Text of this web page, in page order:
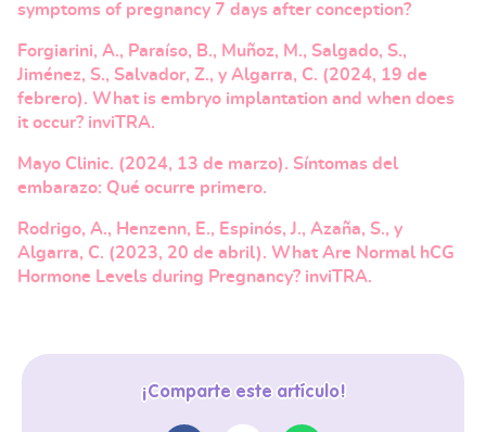
symptoms of pregnancy 7 days after conception?
Forgiarini, A., Paraíso, B., Muñoz, M., Salgado, S.,
Jiménez, S., Salvador, Z., y Algarra, C. (2024, 19 de
febrero). What is embryo implantation and when does
it occur? inviTRA.
Mayo Clinic. (2024, 13 de marzo). Síntomas del
embarazo: Qué ocurre primero.
Rodrigo, A., Henzenn, E., Espinós, J., Azaña, S., y
Algarra, C. (2023, 20 de abril). What Are Normal hCG
Hormone Levels during Pregnancy? inviTRA.
¡Comparte este artículo!